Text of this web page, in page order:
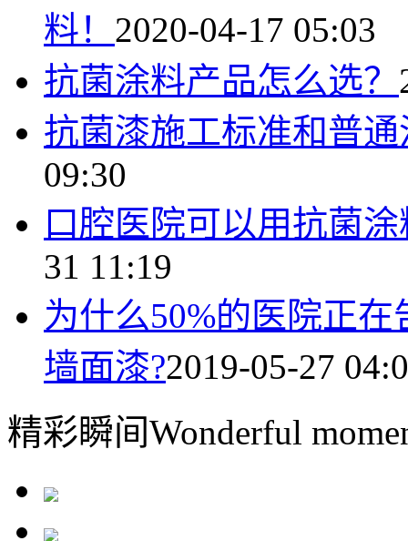
料！ 2020-04-17 05:03
抗菌涂料产品怎么选？
抗菌漆施工标准和普
09:30
口腔医院可以用抗菌
31 11:19
为什么50%的医院正
墙面漆?2019-05-27
精彩瞬间Wonderful